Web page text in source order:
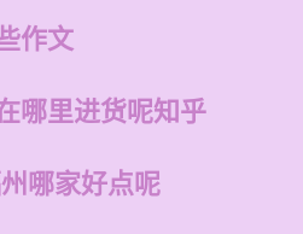
作文
哪里进货呢知乎
哪家好点呢